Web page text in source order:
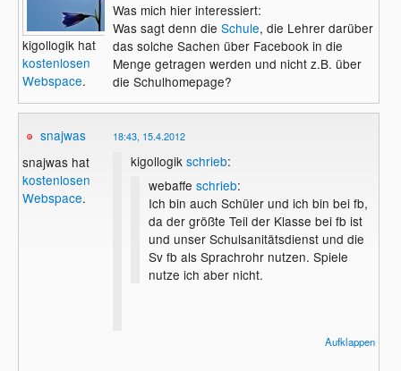
kigollogik hat
kostenlosen
Webspace.
Was mich hier interessiert:
Was sagt denn die Schule, die Lehrer darüber
das solche Sachen über Facebook in die
Menge getragen werden und nicht z.B. über
die Schulhomepage?
snajwas
snajwas hat
kostenlosen
Webspace.
18:43, 15.4.2012
kigollogik schrieb:
webaffe schrieb:
Ich bin auch Schüler und ich bin bei fb,
da der größte Teil der Klasse bei fb ist
und unser Schulsanitätsdienst und die
Sv fb als Sprachrohr nutzen. Spiele
nutze ich aber nicht.
Aufklappen